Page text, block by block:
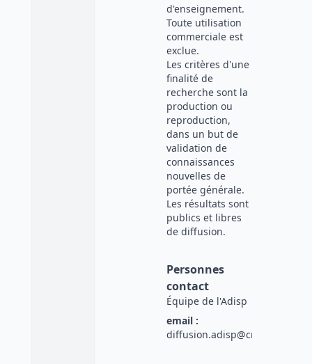
d'enseignement.
Toute utilisation
commerciale est
exclue.
Les critères d'une
finalité de
recherche sont la
production ou
reproduction,
dans un but de
validation de
connaissances
nouvelles de
portée générale.
Les résultats sont
publics et libres
de diffusion.
Personnes
contact
Équipe de l'Adisp
email :
diffusion.adisp@cnrs.fr